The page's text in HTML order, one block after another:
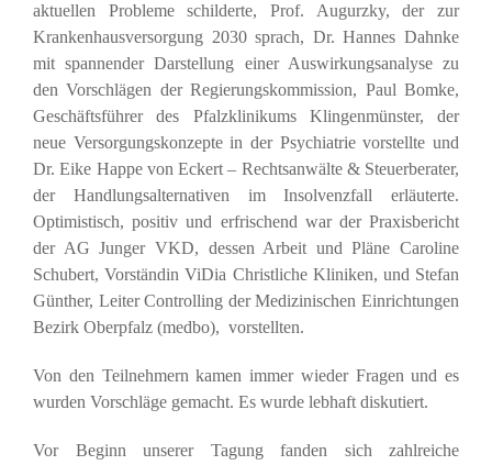
aktuellen Probleme schilderte, Prof. Augurzky, der zur
Krankenhausversorgung 2030 sprach, Dr. Hannes Dahnke
mit spannender Darstellung einer Auswirkungsanalyse zu
den Vorschlägen der Regierungskommission, Paul Bomke,
Geschäftsführer des Pfalzklinikums Klingenmünster, der
neue Versorgungskonzepte in der Psychiatrie vorstellte und
Dr. Eike Happe von Eckert – Rechtsanwälte & Steuerberater,
der Handlungsalternativen im Insolvenzfall erläuterte.
Optimistisch, positiv und erfrischend war der Praxisbericht
der AG Junger VKD, dessen Arbeit und Pläne Caroline
Schubert, Vorständin ViDia Christliche Kliniken, und Stefan
Günther, Leiter Controlling der Medizinischen Einrichtungen
Bezirk Oberpfalz (medbo), vorstellten.
Von den Teilnehmern kamen immer wieder Fragen und es
wurden Vorschläge gemacht. Es wurde lebhaft diskutiert.
Vor Beginn unserer Tagung fanden sich zahlreiche